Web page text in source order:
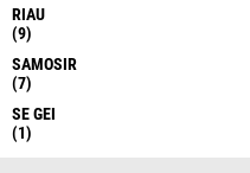
RIAU
(9)
SAMOSIR
(7)
SE GEI
(1)